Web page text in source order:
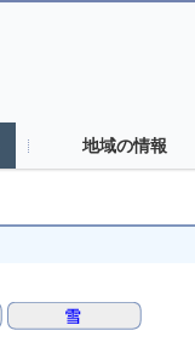
地域の情報